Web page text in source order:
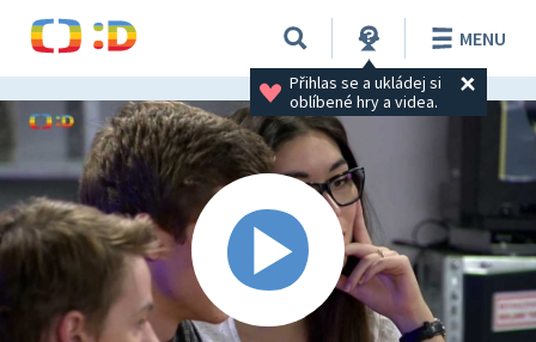
Přihlas se a ukládej si
oblíbené hry a videa.
MENU